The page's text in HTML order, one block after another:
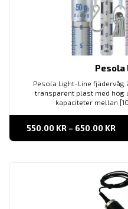
Pesola
Pesola Light-Line fjädervåg
transparent plast med hög
kapaciteter mellan
550.00 KR – 650.00 KR